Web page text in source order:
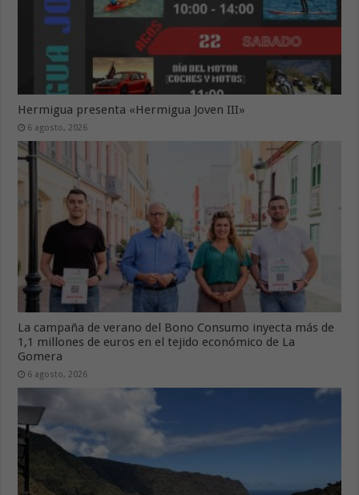
Hermigua presenta «Hermigua Joven III»
6 agosto, 2026
La campaña de verano del Bono Consumo inyecta más de
1,1 millones de euros en el tejido económico de La
Gomera
6 agosto, 2026